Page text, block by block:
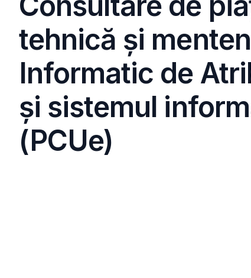
tehnică și
Informatic de
și sistemul
(PCUe)